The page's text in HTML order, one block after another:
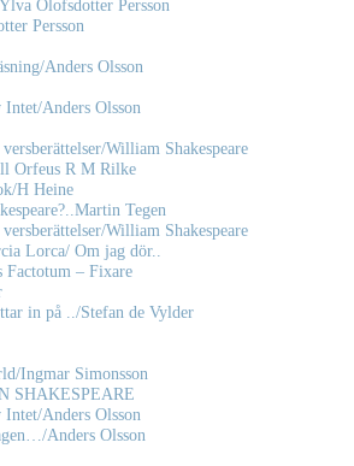
Olofsdotter Persson
Persson
Anders Olsson
Intet/Anders Olsson
William Shakespeare
Orfeus R M Rilke
H Heine
Tegen
William Shakespeare
Lorca/ Om jag dör..
Factotum – Fixare
in på ../Stefan de Vylder
Ingmar Simonsson
SHAKESPEARE
Intet/Anders Olsson
Anders Olsson